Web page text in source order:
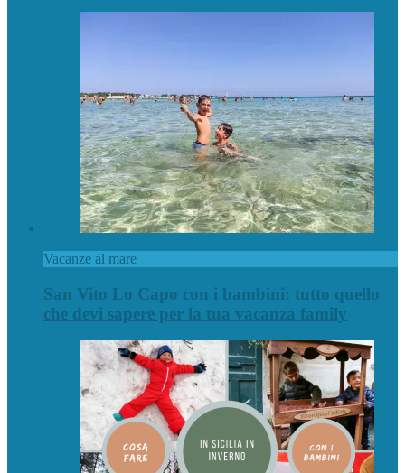
Vacanze al mare
San Vito Lo Capo con i bambini: tutto quello
che devi sapere per la tua vacanza family